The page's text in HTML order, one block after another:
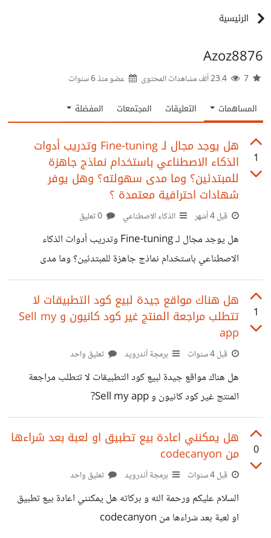
الرئيسية
Azoz8876
عضو منذ6 سنوات
المساهمات التعليقات المجتمعات المفضلة
1
هل يوجد مجال لـ Fine-tuning وتدريب أدوات
الذكاء الاصطناعي باستخدام نماذج جاهزة
للمبتدئين؟ وما مدى سهولته؟ وهل يوفر
شهادات احترافية معتمدة ؟
قبل 4 أشهر الذكاء الاصطناعي
هل يوجد مجال لـ Fine-tuning وتدريب أدوات الذكاء
الاصطناعي باستخدام نماذج جاهزة للمبتدئين؟ وما مدى
سهولته؟ وهل يوفر شهادات احترافية معتمدة ؟
1
هل هناك مواقع جيدة لبيع كود التطبيقات لا
تتطلب مراجعة المنتج غير كود كانيون و Sell my
app
قبل 4 سنوات برمجة أندرويد تعليق واحد
هل هناك مواقع جيدة لبيع كود التطبيقات لا تتطلب مراجعة
المنتج غير كود كانيون و Sell my app?
0
هل يمكنني اعادة بيع تطبيق او لعبة بعد شراءها
من codecanyon
قبل 4 سنوات برمجة أندرويد تعليق واحد
السلام عليكم ورحمة الله و بركاته هل يمكنني اعادة بيع تطبيق
او لعبة بعد شراءها من codecanyon